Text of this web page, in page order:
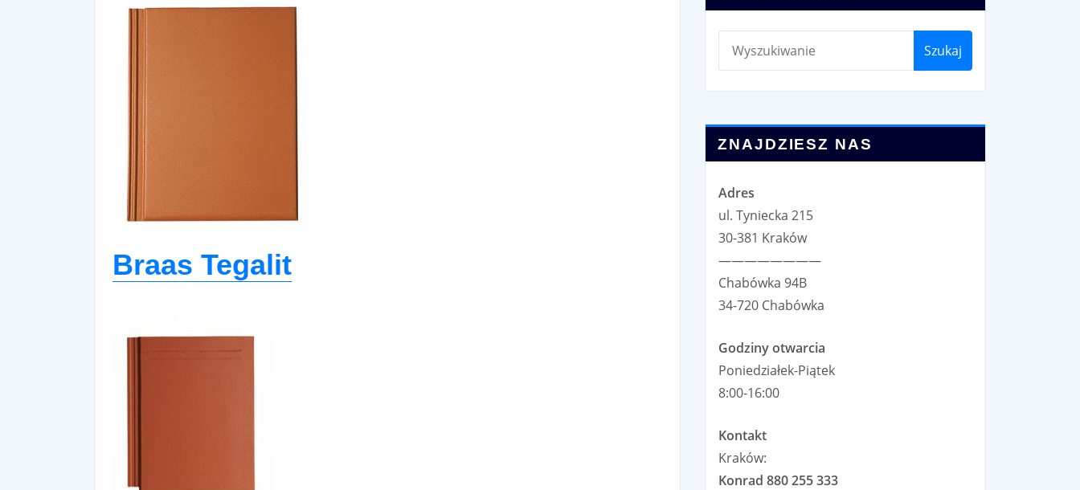
Braas Tegalit
Szukaj
ZNAJDZIESZ NAS
Adres
ul. Tyniecka 215
30-381 Kraków
————————
Chabówka 94B
34-720 Chabówka
Godziny otwarcia
Poniedziałek-Piątek
8:00-16:00
Kontakt
Kraków:
Konrad 880 255 333